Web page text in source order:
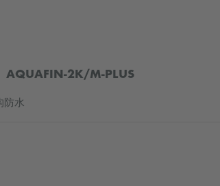
AQUAFIN-2K/M-PLUS
防水